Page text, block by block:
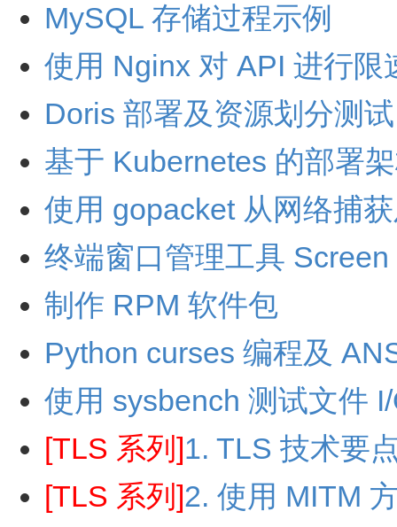
MySQL 存储过程示例
使用 Nginx 对 API 进行限
Doris 部署及资源划分测试
基于 Kubernetes 的部署
使用 gopacket 从网络捕
终端窗口管理工具 Screen
制作 RPM 软件包
Python curses 编程及
使用 sysbench 测试文件
[TLS 系列]1. TLS 技术要
[TLS 系列]2. 使用 MITM